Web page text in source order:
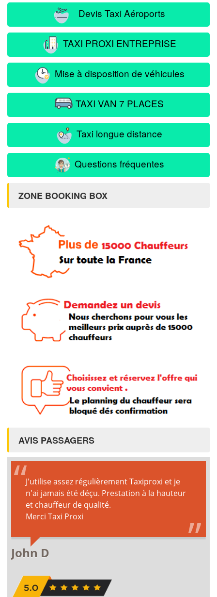
Devis Taxi Aéroports
TAXI PROXI ENTREPRISE
Mise à disposition de véhicules
TAXI VAN 7 PLACES
Taxi longue distance
Questions fréquentes
ZONE BOOKING BOX
AVIS PASSAGERS